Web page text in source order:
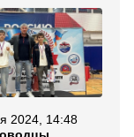
2024, 14:48